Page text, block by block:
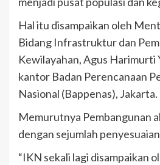
Hal itu disampaikan oleh
Bidang Infrastruktur dan
Kewilayahan, Agus Harimurti
kantor Badan Perencanaan
Nasional (Bappenas), Jakarta.
Memurutnya Pembangunan
dengan sejumlah
“IKN sekali lagi disampaikan